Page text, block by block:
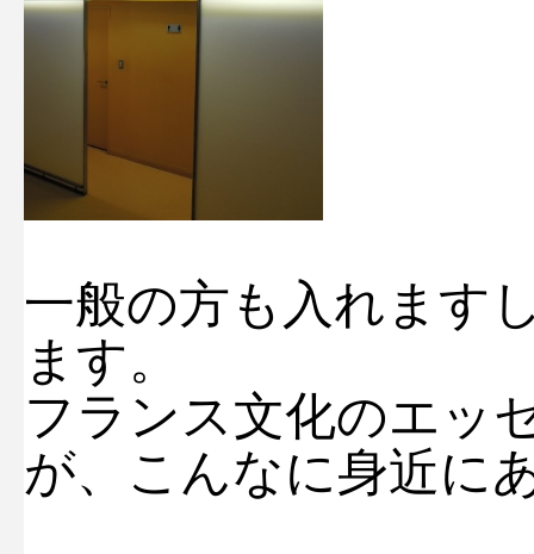
一般の方も入れます
ます。
フランス文化のエッ
が、こんなに身近に